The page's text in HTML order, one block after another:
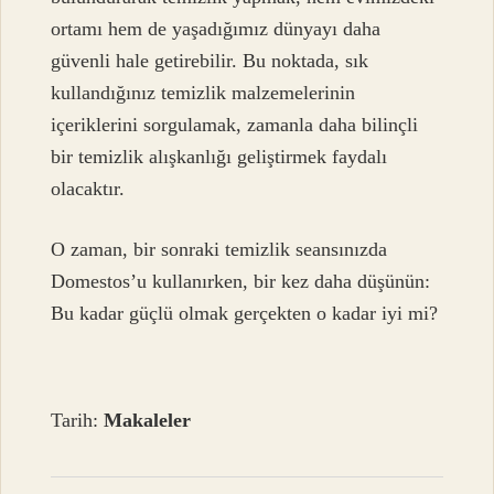
ortamı hem de yaşadığımız dünyayı daha
güvenli hale getirebilir. Bu noktada, sık
kullandığınız temizlik malzemelerinin
içeriklerini sorgulamak, zamanla daha bilinçli
bir temizlik alışkanlığı geliştirmek faydalı
olacaktır.
O zaman, bir sonraki temizlik seansınızda
Domestos’u kullanırken, bir kez daha düşünün:
Bu kadar güçlü olmak gerçekten o kadar iyi mi?
Tarih:Makaleler